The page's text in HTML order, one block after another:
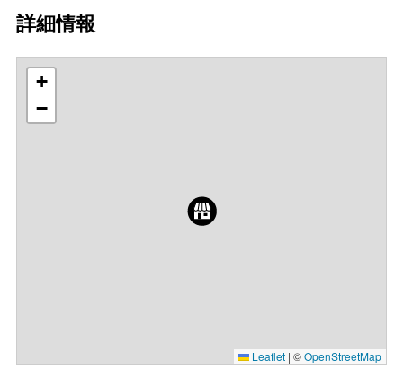
詳細情報
+
−
Leaflet | ©OpenStreetMap